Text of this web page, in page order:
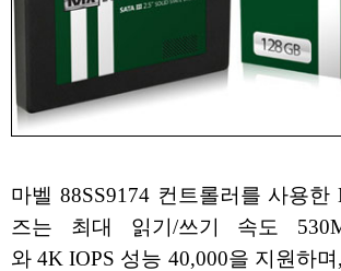
마벨 88SS9174 컨트롤러를 사용한
즈는 최대 읽기/쓰기 속도
와 4K IOPS 성능 40,000을 지원하